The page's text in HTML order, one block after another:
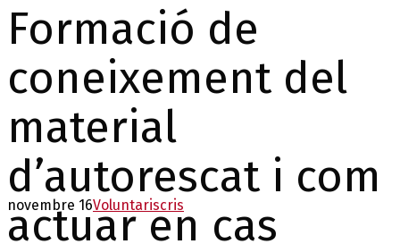
Formació de
coneixement del
material
d’autorescat i com
actuar en cas
novembre 16Voluntariscris